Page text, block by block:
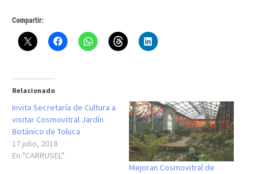
Compartir:
Relacionado
Invita Secretaría de Cultura a
visitar Cosmovitral Jardín
Botánico de Toluca
17 julio, 2018
En "CARRUSEL"
Mejoran Cosmovitral de